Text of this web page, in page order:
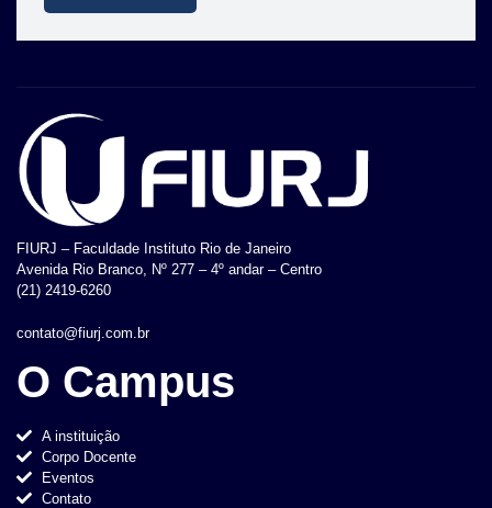
FIURJ – Faculdade Instituto Rio de Janeiro
Avenida Rio Branco, Nº 277 – 4º andar – Centro
(21) 2419-6260
contato@fiurj.com.br
O Campus
A instituição
Corpo Docente
Eventos
Contato